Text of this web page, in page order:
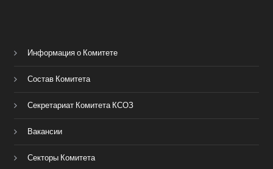
Информация о Комитете
Состав Комитета
Секретариат Комитета КСОЗ
Вакансии
Секторы Комитета